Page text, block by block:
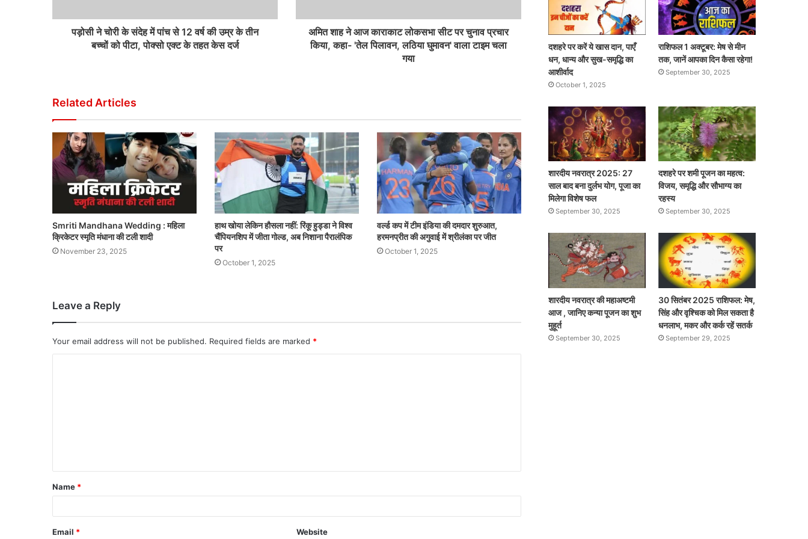
पड़ोसी ने चोरी के संदेह में पांच से 12 वर्ष की उम्र के तीन
बच्चों को पीटा, पोक्सो एक्ट के तहत केस दर्ज
अमित शाह ने आज काराकाट लोकसभा सीट पर चुनाव प्रचार
किया, कहा- 'तेल पिलावन, लठिया घुमावन' वाला टाइम चला
गया
Related Articles
Smriti Mandhana Wedding : महिला
क्रिकेटर स्मृति मंधाना की टली शादी
November 23, 2025
हाथ खोया लेकिन हौसला नहीं: रिंकू हुड्डा ने विश्व
चैंपियनशिप में जीता गोल्ड, अब निशाना पैरालंपिक
पर
October 1, 2025
वर्ल्ड कप में टीम इंडिया की दमदार शुरुआत,
हरमनप्रीत की अगुवाई में श्रीलंका पर जीत
October 1, 2025
Leave a Reply
Your email address will not be published. Required fields are marked *
Name *
Email * Website
दशहरे पर करें ये खास दान, पाएँ
धन, धान्य और सुख-समृद्धि का
आशीर्वाद
October 1, 2025
राशिफल 1 अक्टूबर: मेष से मीन
तक, जानें आपका दिन कैसा रहेगा!
September 30, 2025
शारदीय नवरात्र 2025: 27
साल बाद बना दुर्लभ योग, पूजा का
मिलेगा विशेष फल
September 30, 2025
दशहरे पर शमी पूजन का महत्व:
विजय, समृद्धि और सौभाग्य का
रहस्य
September 30, 2025
शारदीय नवरात्र की महाअष्टमी
आज , जानिए कन्या पूजन का शुभ
मुहूर्त
September 30, 2025
30 सितंबर 2025 राशिफल: मेष,
सिंह और वृश्चिक को मिल सकता है
धनलाभ, मकर और कर्क रहें सतर्क
September 29, 2025